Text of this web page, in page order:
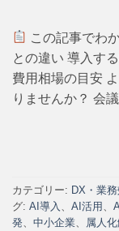
この記事でわ
との違い 導入す
費用相場の目安
りませんか？ 会
カテゴリー: DX・業
グ: AI導入 AI活用
発
中小企業 属人